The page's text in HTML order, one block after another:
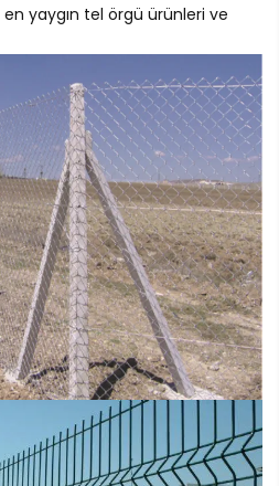
yaygın tel örgü ürünleri ve